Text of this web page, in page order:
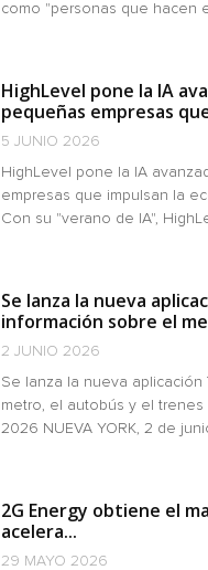
como "personas que hacen
HighLevel pone la IA
pequeñas empresas
5 JUNIO 2026
HighLevel pone la IA
empresas que impulsan la
Con su "verano de IA",
Se lanza la nueva
información sobre el
2 JUNIO 2026
Se lanza la nueva aplicación
metro, el autobús y el trenes
2026 NUEVA YORK, 2 de
2G Energy obtiene el
acelera...
29 MAYO 2026